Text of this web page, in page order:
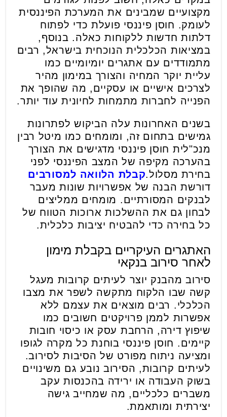
מקצועיים שמבינים את המערכת הפיננסית
לעומק. חוסן פיננסי פועלת כדי לפתוח
דלתות חדשות ללקוחות כאלה. בנוסף,
במציאות הכלכלית הנוכחית בישראל, רבים
מתמודדים עם אתגרים יומיומיים כמו
עליית יוקר המחיה והצורך במימון מהיר
לצרכים אישיים או עסקיים, מה שהופך את
הפנייה לחברות מתמחות לחיונית עוד יותר.
בשנים האחרונות עלה הביקוש לפתרונות
גמישים בתחום זה, ומומחים כמו מיטל רבין
מנכ"לית חוסן פיננסי מדגישים את הצורך
בהערכה מקיפה של המצב הפיננסי לפני
בחירת מסלול.קבלת הלוואה למסורבים
דורשת הבנה של אפשרויות שונות מעבר
לבנקים המסורתיים. מומחים ממליצים
לבחון גם את ההשלכות ארוכות הטווח של
כל בחירה כדי להבטיח יציבות כלכלית.
האתגרים העיקריים בקבלת מימון
לאחר סירוב בנקאי
סירוב מהבנק יוצר לעיתים קרובות מעגל
קשה שבו הלקוח מתקשה לשפר את מצבו
הכלכלי. רבים מוצאים את עצמם ללא
אפשרות לממן פרויקטים חשובים כמו
שיפוץ דירה, הרחבת עסק או כיסוי חובות
קיימים. חוסן פיננסי בוחנת כל מקרה לגופו
ומציעה ניתוח מפורט של הסיבות לסירוב.
לעיתים קרובות, הסירוב נובע גם משינויים
בשוק העבודה או ירידה בהכנסות עקב
משברים כלכליים, מה שמחייב גישה
יצירתית ומותאמת.